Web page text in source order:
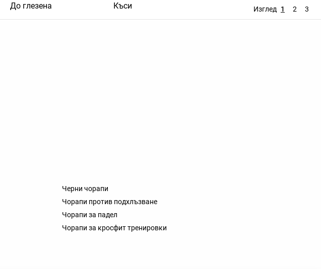
До глезена Къси Изглед 1 2 3
Черни чорапи
Чорапи против подхлъзване
Чорапи за падел
Чорапи за кросфит тренировки